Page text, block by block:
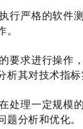
行严格的软件
要求进行操作
其对技术指标
处理一定规模
分析和优化。